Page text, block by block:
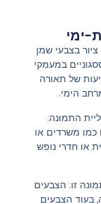
ימי
בצבעי שמן
במעמקי
של תאורה
הימי.
התמונה:
כמו משרדים או
או חדרי נופש
זו: הצבעים
בעוד הצבעים